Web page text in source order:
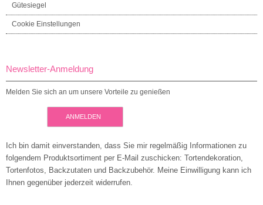
Gütesiegel
Cookie Einstellungen
Newsletter-Anmeldung
Melden Sie sich an um unsere Vorteile zu genießen
ANMELDEN
Ich bin damit einverstanden, dass Sie mir regelmäßig Informationen zu
folgendem Produktsortiment per E-Mail zuschicken: Tortendekoration,
Tortenfotos, Backzutaten und Backzubehör. Meine Einwilligung kann ich
Ihnen gegenüber jederzeit widerrufen.